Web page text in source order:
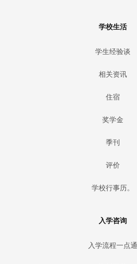
学校生活
学生经验谈
相关资讯
住宿
奖学金
季刊
评价
学校行事历。
入学咨询
入学流程一点通